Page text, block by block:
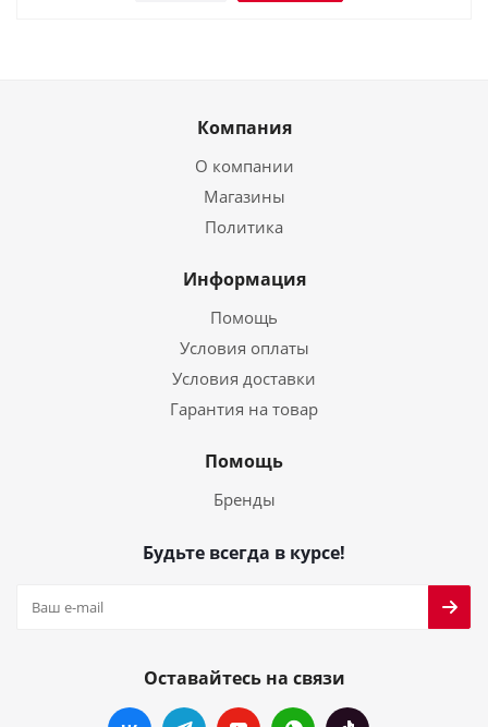
Компания
О компании
Магазины
Политика
Информация
Помощь
Условия оплаты
Условия доставки
Гарантия на товар
Помощь
Бренды
Будьте всегда в курсе!
Оставайтесь на связи